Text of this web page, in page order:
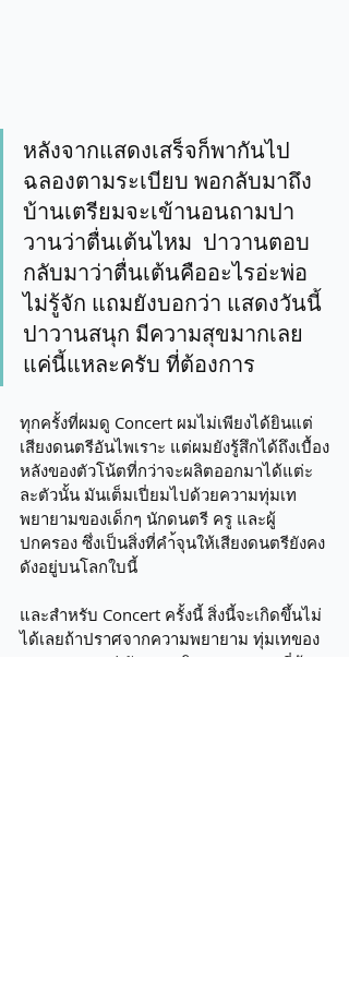
หลังจากแสดงเสร็จก็พากันไป
ฉลองตามระเบียบ พอกลับมาถึง
บ้านเตรียมจะเข้านอนถามปา
วานว่าตื่นเต้นไหม  ปาวานตอบ
กลับมาว่าตื่นเต้นคืออะไรอ่ะพ่อ
ไม่รู้จัก แถมยังบอกว่า แสดงวันนี้
ปาวานสนุก มีความสุขมากเลย
แค่นี้แหละครับ ที่ต้องการ
ทุกครั้งที่ผมดู Concert ผมไม่เพียงได้ยินแต่
เสียงดนตรีอันไพเราะ แต่ผมยังรู้สึกได้ถึงเบื้อง
หลังของตัวโน้ตที่กว่าจะผลิตออกมาได้แต่ะ
ละตัวนั้น มันเต็มเปี่ยมไปด้วยความทุ่มเท
พยายามของเด็กๆ นักดนตรี ครู และผู้
ปกครอง ซึ่งเป็นสิ่งที่คำ้จุนให้เสียงดนตรียังคง
ดังอยู่บนโลกใบนี้
และสำหรับ Concert ครั้งนี้ สิ่งนี้จะเกิดขึ้นไม่
ได้เลยถ้าปราศจากความพยายาม ทุ่มเทของ
สุดยอดคุณแม่ กับภาระกิจแสดงทรหดที่ต้อง